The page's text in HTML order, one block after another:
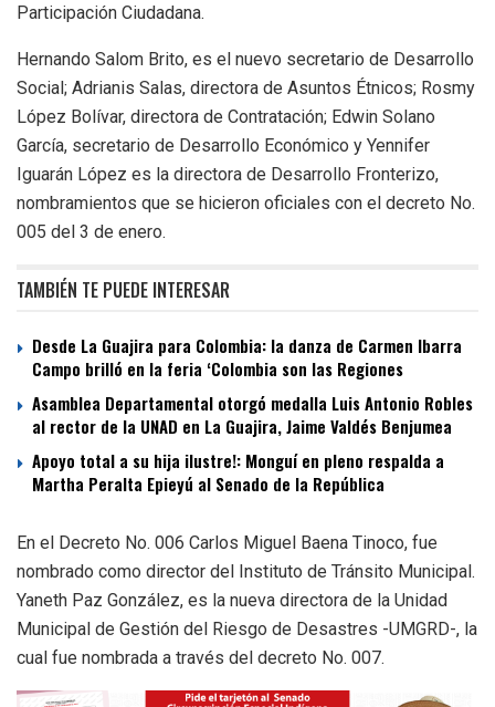
Participación Ciudadana.
Hernando Salom Brito, es el nuevo secretario de Desarrollo
Social; Adrianis Salas, directora de Asuntos Étnicos; Rosmy
López Bolívar, directora de Contratación; Edwin Solano
García, secretario de Desarrollo Económico y Yennifer
Iguarán López es la directora de Desarrollo Fronterizo,
nombramientos que se hicieron oficiales con el decreto No.
005 del 3 de enero.
TAMBIÉN TE PUEDE INTERESAR
Desde La Guajira para Colombia: la danza de Carmen Ibarra
Campo brilló en la feria ‘Colombia son las Regiones
Asamblea Departamental otorgó medalla Luis Antonio Robles
al rector de la UNAD en La Guajira, Jaime Valdés Benjumea
Apoyo total a su hija ilustre!: Monguí en pleno respalda a
Martha Peralta Epieyú al Senado de la República
En el Decreto No. 006 Carlos Miguel Baena Tinoco, fue
nombrado como director del Instituto de Tránsito Municipal.
Yaneth Paz González, es la nueva directora de la Unidad
Municipal de Gestión del Riesgo de Desastres -UMGRD-, la
cual fue nombrada a través del decreto No. 007.